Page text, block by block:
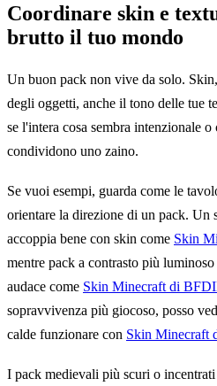
Coordinare skin e
brutto il tuo mondo
Un buon pack non vive da solo.
degli oggetti, anche il tono delle tue
se l'intera cosa sembra intenzionale
condividono uno zaino.
Se vuoi esempi, guarda come le
orientare la direzione di un pack. Un
accoppia bene con skin come Skin
mentre pack a contrasto più
audace come Skin Minecraft di
sopravvivenza più giocoso, posso
calde funzionare con Skin Minecraft
I pack medievali più scuri o